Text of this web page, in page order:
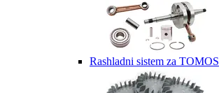
Rashladni sistem za TOMOS